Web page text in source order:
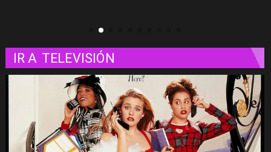
IR A TELEVISIÓN